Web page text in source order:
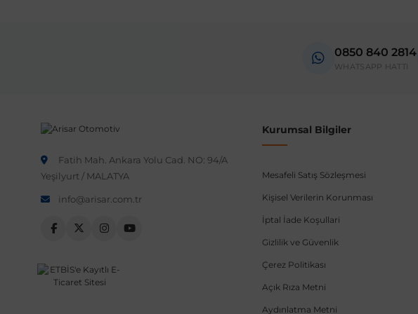
Araç üreticileri aynı model yılı içerisinde farklı donanım ve kasa tipleri
0850 840 2814
WHATSAPP HATTI
Fatih Mah. Ankara Yolu Cad. NO: 94/A
Yeşilyurt / MALATYA
info@arisar.com.tr
Kurumsal Bilgiler
Mesafeli Satış Sözleşmesi
Kişisel Verilerin Korunması
İptal İade Koşullari
Gizlilik ve Güvenlik
Çerez Politikası
Açık Rıza Metni
Aydınlatma Metni